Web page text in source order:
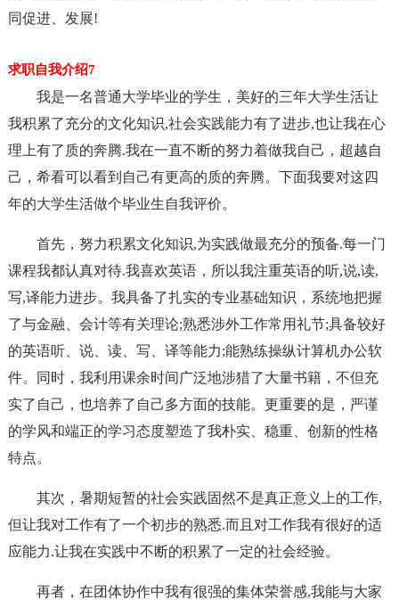
同促进、发展!
求职自我介绍7
我是一名普通大学毕业的学生，美好的三年大学生活让
我积累了充分的文化知识,社会实践能力有了进步,也让我在心
理上有了质的奔腾.我在一直不断的努力着做我自己，超越自
己，希看可以看到自己有更高的质的奔腾。下面我要对这四
年的大学生活做个毕业生自我评价。
首先，努力积累文化知识,为实践做最充分的预备.每一门
课程我都认真对待.我喜欢英语，所以我注重英语的听,说,读,
写,译能力进步。我具备了扎实的专业基础知识，系统地把握
了与金融、会计等有关理论;熟悉涉外工作常用礼节;具备较好
的英语听、说、读、写、译等能力;能熟练操纵计算机办公软
件。同时，我利用课余时间广泛地涉猎了大量书籍，不但充
实了自己，也培养了自己多方面的技能。更重要的是，严谨
的学风和端正的学习态度塑造了我朴实、稳重、创新的性格
特点。
其次，暑期短暂的社会实践固然不是真正意义上的工作,
但让我对工作有了一个初步的熟悉.而且对工作我有很好的适
应能力.让我在实践中不断的积累了一定的社会经验。
再者，在团体协作中我有很强的集体荣誉感,我能与大家